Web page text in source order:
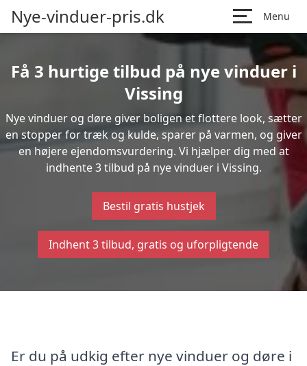
Nye-vinduer-pris.dk Menu
Få 3 hurtige tilbud på nye vinduer i
Vissing
Nye vinduer og døre giver boligen et flottere look, sætter
en stopper for træk og kulde, sparer på varmen, og giver
en højere ejendomsvurdering. Vi hjælper dig med at
indhente 3 tilbud på nye vinduer i Vissing.
Bestil gratis hustjek
Indhent 3 tilbud, gratis og uforpligtende
Er du på udkig efter nye vinduer og døre i